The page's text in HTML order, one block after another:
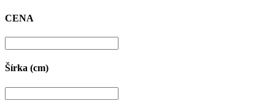
CENA
Šírka (cm)